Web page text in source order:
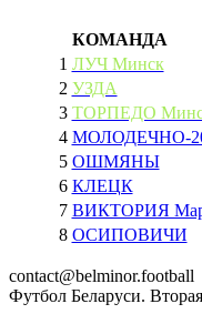
КОМАНДА
1 ЛУЧ Минск
2 УЗДА
3 ТОРПЕДО
4 МОЛОДЕЧНО-
5 ОШМЯНЫ
6 КЛЕЦК
7 ВИКТОРИЯ
8 ОСИПОВИЧИ
contact@belminor.football
Футбол Беларуси.